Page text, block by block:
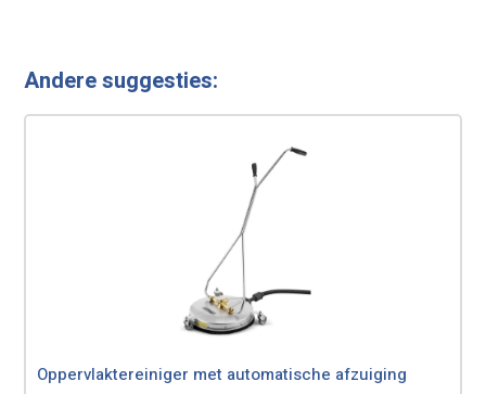
Andere suggesties:
Oppervlaktereiniger met automatische afzuiging